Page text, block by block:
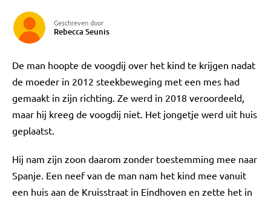
Geschreven door
Rebecca Seunis
De man hoopte de voogdij over het kind te krijgen nadat
de moeder in 2012 steekbeweging met een mes had
gemaakt in zijn richting. Ze werd in 2018 veroordeeld,
maar hij kreeg de voogdij niet. Het jongetje werd uit huis
geplaatst.
Hij nam zijn zoon daarom zonder toestemming mee naar
Spanje. Een neef van de man nam het kind mee vanuit
een huis aan de Kruisstraat in Eindhoven en zette het in